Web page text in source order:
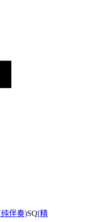
伴奏)SQ[精